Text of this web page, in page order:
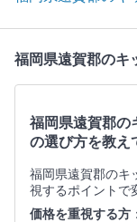
福岡県遠賀郡のキ
福岡県遠賀郡の
の選び方を教え
福岡県遠賀郡のキ
視するポイントで
価格を重視する方 ：